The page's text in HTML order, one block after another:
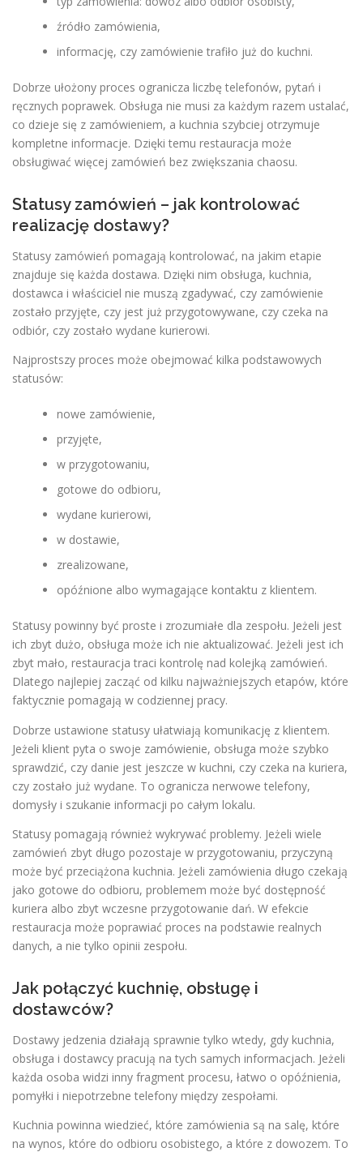
źródło zamówienia,
informację, czy zamówienie trafiło już do kuchni.
Dobrze ułożony proces ogranicza liczbę telefonów, pytań i
ręcznych poprawek. Obsługa nie musi za każdym razem ustalać,
co dzieje się z zamówieniem, a kuchnia szybciej otrzymuje
kompletne informacje. Dzięki temu restauracja może
obsługiwać więcej zamówień bez zwiększania chaosu.
Statusy zamówień – jak kontrolować
realizację dostawy?
Statusy zamówień pomagają kontrolować, na jakim etapie
znajduje się każda dostawa. Dzięki nim obsługa, kuchnia,
dostawca i właściciel nie muszą zgadywać, czy zamówienie
zostało przyjęte, czy jest już przygotowywane, czy czeka na
odbiór, czy zostało wydane kurierowi.
Najprostszy proces może obejmować kilka podstawowych
statusów:
nowe zamówienie,
przyjęte,
w przygotowaniu,
gotowe do odbioru,
wydane kurierowi,
w dostawie,
zrealizowane,
opóźnione albo wymagające kontaktu z klientem.
Statusy powinny być proste i zrozumiałe dla zespołu. Jeżeli jest
ich zbyt dużo, obsługa może ich nie aktualizować. Jeżeli jest ich
zbyt mało, restauracja traci kontrolę nad kolejką zamówień.
Dlatego najlepiej zacząć od kilku najważniejszych etapów, które
faktycznie pomagają w codziennej pracy.
Dobrze ustawione statusy ułatwiają komunikację z klientem.
Jeżeli klient pyta o swoje zamówienie, obsługa może szybko
sprawdzić, czy danie jest jeszcze w kuchni, czy czeka na kuriera,
czy zostało już wydane. To ogranicza nerwowe telefony,
domysły i szukanie informacji po całym lokalu.
Statusy pomagają również wykrywać problemy. Jeżeli wiele
zamówień zbyt długo pozostaje w przygotowaniu, przyczyną
może być przeciążona kuchnia. Jeżeli zamówienia długo czekają
jako gotowe do odbioru, problemem może być dostępność
kuriera albo zbyt wczesne przygotowanie dań. W efekcie
restauracja może poprawiać proces na podstawie realnych
danych, a nie tylko opinii zespołu.
Jak połączyć kuchnię, obsługę i
dostawców?
Dostawy jedzenia działają sprawnie tylko wtedy, gdy kuchnia,
obsługa i dostawcy pracują na tych samych informacjach. Jeżeli
każda osoba widzi inny fragment procesu, łatwo o opóźnienia,
pomyłki i niepotrzebne telefony między zespołami.
Kuchnia powinna wiedzieć, które zamówienia są na salę, które
na wynos, które do odbioru osobistego, a które z dowozem. To